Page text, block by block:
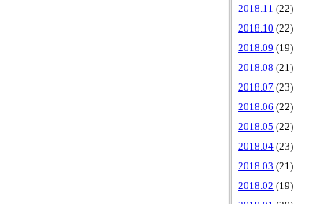
2018.11 (22)
2018.10 (22)
2018.09 (19)
2018.08 (21)
2018.07 (23)
2018.06 (22)
2018.05 (22)
2018.04 (23)
2018.03 (21)
2018.02 (19)